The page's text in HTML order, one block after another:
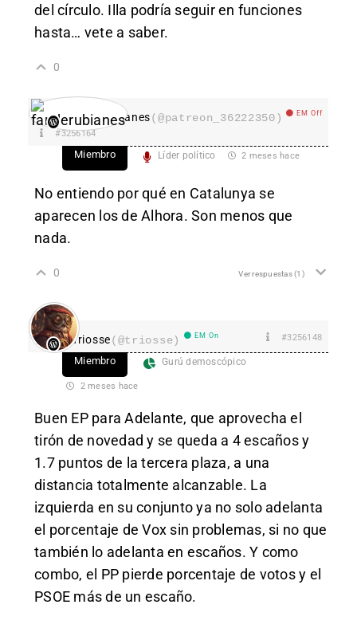
del círculo. Illa podría seguir en funciones
hasta… vete a saber.
0
fanderubianes(@patreon_36222350) EM Off
#3256164
Miembro Líder político 2 meses hace
No entiendo por qué en Catalunya se
aparecen los de Alhora. Son menos que
nada.
0 Ver respuestas(1)
Triosse(@triosse) EM On #3256148
Miembro Gurú demoscópico
2 meses hace
Buen EP para Adelante, que aprovecha el
tirón de novedad y se queda a 4 escaños y
1.7 puntos de la tercera plaza, a una
distancia totalmente alcanzable. La
izquierda en su conjunto ya no solo adelanta
el porcentaje de Vox sin problemas, si no que
también lo adelanta en escaños. Y como
combo, el PP pierde porcentaje de votos y el
PSOE más de un escaño.